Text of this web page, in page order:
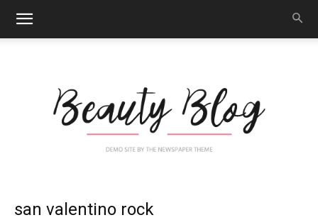
san valentino rock